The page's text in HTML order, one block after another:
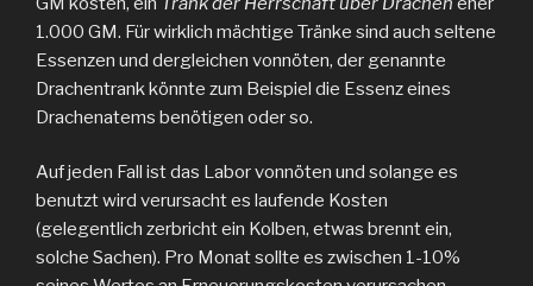
1.000 GM. Für wirklich mächtige Tränke sind auch seltene
Essenzen und dergleichen vonnöten, der genannte
Drachentrank könnte zum Beispiel die Essenz eines
Drachenatems benötigen oder so.
Auf jeden Fall ist das Labor vonnöten und solange es
benutzt wird verursacht es laufende Kosten
(gelegentlich zerbricht ein Kolben, etwas brennt ein,
solche Sachen). Pro Monat sollte es zwischen 1-10%